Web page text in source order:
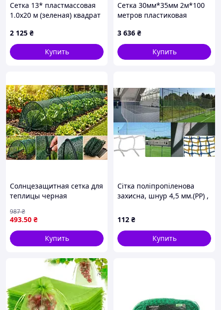
Сетка 13* пластмассовая
1.0х20 м (зеленая) квадрат
2 125 ₴
Купить
Сетка 30мм*35мм 2м*100
метров пластиковая
чёрная
3 636 ₴
Купить
Солнцезащитная сетка для
теплицы черная
защита растений от
солнца и непогоды
493.50 ₴
987₴
Купить
Сітка поліпропіленова
захисна, шнур 4,5 мм.(PP) ,
112 ₴
Купить